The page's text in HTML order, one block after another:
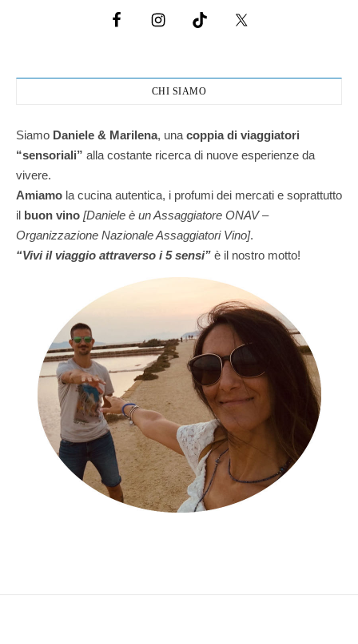
CHI SIAMO
Siamo Daniele & Marilena, una coppia di viaggiatori
“sensoriali” alla costante ricerca di nuove esperienze da
vivere.
Amiamo la cucina autentica, i profumi dei mercati e soprattutto
il buon vino [Daniele è un Assaggiatore ONAV –
Organizzazione Nazionale Assaggiatori Vino].
“Vivi il viaggio attraverso i 5 sensi” è il nostro motto!